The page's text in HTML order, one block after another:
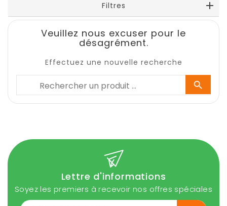
Filtres
Veuillez nous excuser pour le
désagrément.
Effectuez une nouvelle recherche

Lettre d'informations
Soyez les premiers à recevoir nos offres spéciales